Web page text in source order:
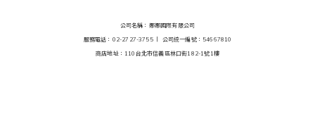
公司名稱：娜娜國際有限公司
服務電話：02-2727-3755 丨 公司統一編號：54667810
商店地址：110台北市信義區林口街182-1號1樓